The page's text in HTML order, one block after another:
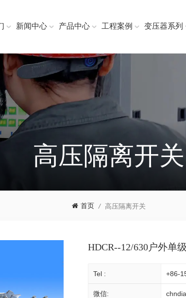
新闻中心 产品中心 工程案例 变压器系列
高压隔离开关
首页 / 高压隔离开关
HDCR--12/630户外单
Tel : +86-
微信: